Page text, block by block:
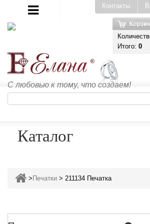
С любовью к тому, что создаем!
Контакты
Итого: 0
Каталог
> Печатки > 211134 Печатка